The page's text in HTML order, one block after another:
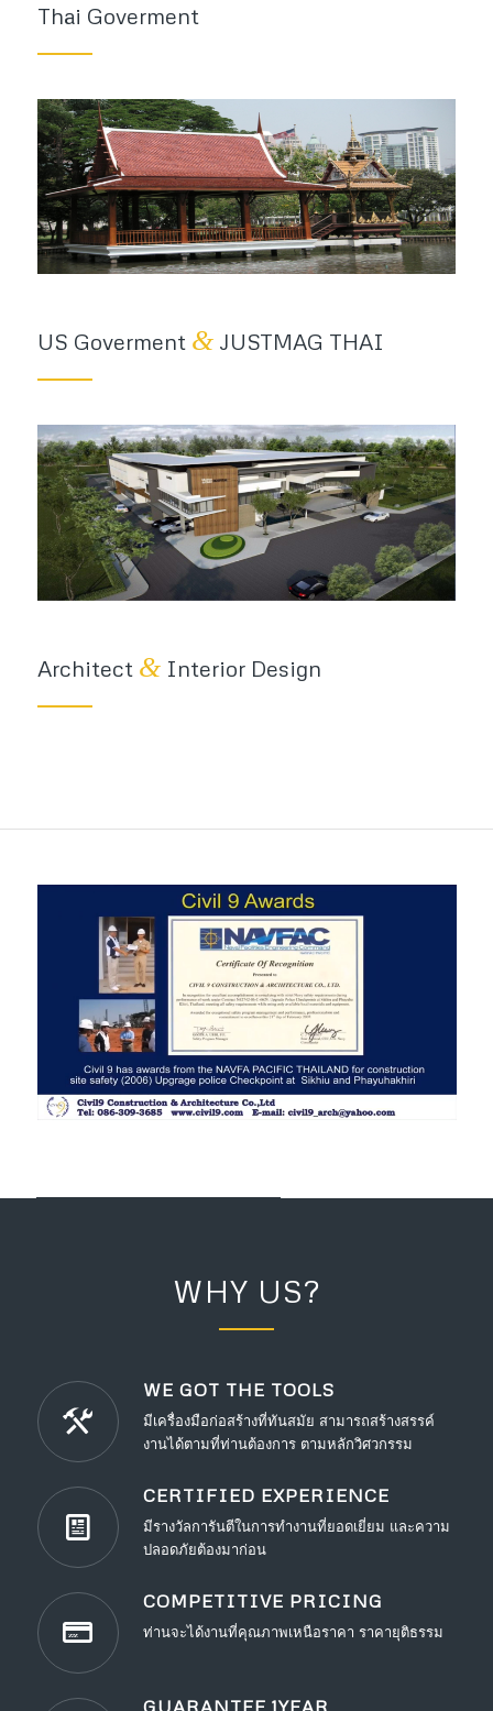
Thai Goverment
US Goverment &JUSTMAG THAI
Architect &Interior Design
WHY US?
WE GOT THE TOOLS
มีเครื่องมือก่อสร้างที่ทันสมัย สามารถสร้างสรรค์
งานได้ตามที่ท่านต้องการ ตามหลักวิศวกรรม
CERTIFIED EXPERIENCE
มีรางวัลการันตีในการทำงานที่ยอดเยี่ยม และความ
ปลอดภัยต้องมาก่อน
COMPETITIVE PRICING
ท่านจะได้งานที่คุณภาพเหนือราคา ราคายุติธรรม